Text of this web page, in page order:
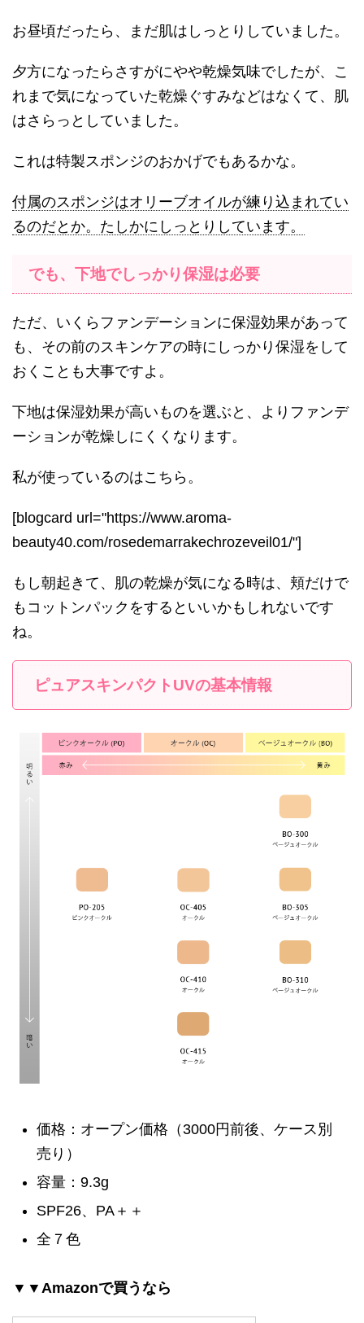
お昼頃だったら、まだ肌はしっとりしていました。
夕方になったらさすがにやや乾燥気味でしたが、こ
れまで気になっていた乾燥ぐすみなどはなくて、肌
はさらっとしていました。
これは特製スポンジのおかげでもあるかな。
付属のスポンジはオリーブオイルが練り込まれてい
るのだとか。たしかにしっとりしています。
でも、下地でしっかり保湿は必要
ただ、いくらファンデーションに保湿効果があって
も、その前のスキンケアの時にしっかり保湿をして
おくことも大事ですよ。
下地は保湿効果が高いものを選ぶと、よりファンデ
ーションが乾燥しにくくなります。
私が使っているのはこちら。
[blogcard url="https://www.aroma-
beauty40.com/rosedemarrakechrozeveil01/"]
もし朝起きて、肌の乾燥が気になる時は、頬だけで
もコットンパックをするといいかもしれないです
ね。
ピュアスキンパクトUVの基本情報
価格：オープン価格（3000円前後、ケース別
売り）
容量：9.3g
SPF26、PA＋＋
全７色
▼▼Amazonで買うなら